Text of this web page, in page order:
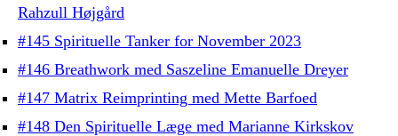
Rahzull Højgård
#145 Spirituelle Tanker for November 2023
#146 Breathwork med Saszeline Emanuelle Dreyer
#147 Matrix Reimprinting med Mette Barfoed
#148 Den Spirituelle Læge med Marianne Kirkskov